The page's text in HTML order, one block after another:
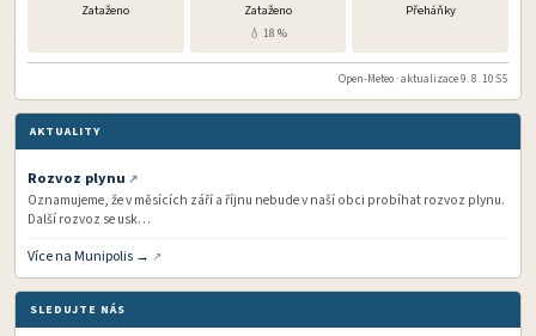
Zataženo Zataženo
💧 18 %
Přeháňky
Open-Meteo · aktualizace 9. 8. 10:55
AKTUALITY
Rozvoz plynu
Oznamujeme, že v měsících září a říjnu nebude v naší obci probíhat rozvoz plynu.
Další rozvoz se usk…
Více na Munipolis →
SLEDUJTE NÁS